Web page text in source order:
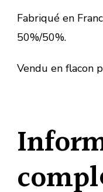
Fabriqué en
50%/50%.
Vendu en flacon